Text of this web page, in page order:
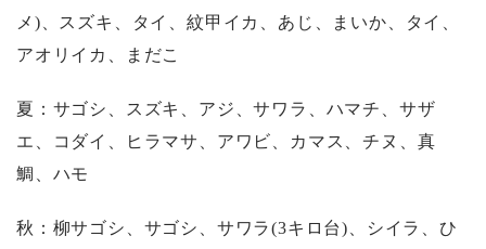
メ)、スズキ、タイ、紋甲イカ、あじ、まいか、タイ、
アオリイカ、まだこ
夏：サゴシ、スズキ、アジ、サワラ、ハマチ、サザ
エ、コダイ、ヒラマサ、アワビ、カマス、チヌ、真
鯛、ハモ
秋：柳サゴシ、サゴシ、サワラ(3キロ台)、シイラ、ひ